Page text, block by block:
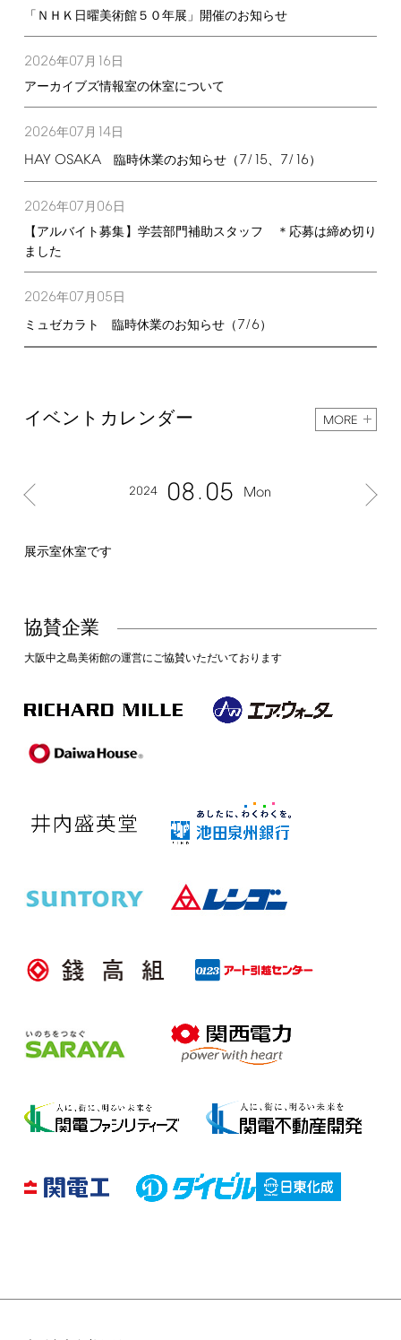
「ＮＨＫ日曜美術館５０年展」開催のお知らせ
2026年07月 16日
アーカイブズ情報室の休室について
2026年07月 14日
HAY OSAKA臨時休業のお知らせ（7/15、 7/16）
2026年07月 06日
【アルバイト募集】学芸部門補助スタッフ ＊応募は締め切り
ました
2026年07月 05日
ミュゼカラト 臨時休業のお知らせ（7/6）
イベントカレンダー MORE
2024 08 05 Mon
展示室休室です
協賛企業
大阪中之島美術館の運営にご協賛いただいております